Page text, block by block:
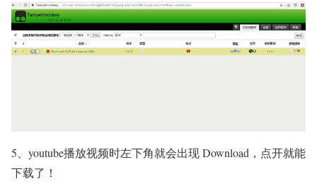
5、youtube播放视频时左下角就会出现 Download，点开就能
下载了！